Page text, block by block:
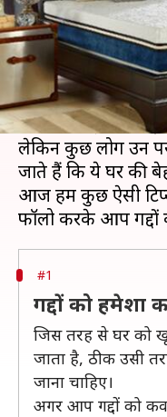
क्या है खबर?
स्वस्थ और सुकून भरी
देखभाल करना बहुत
हम में से कई लोग
लेकिन कुछ लोग उन
जाते हैं कि ये घर की
आज हम कुछ ऐसी
#1
गद्दों को
जिस तरह से घर को
जाता है, ठीक उसी
जाना चाहिए।
अगर आप गद्दों को